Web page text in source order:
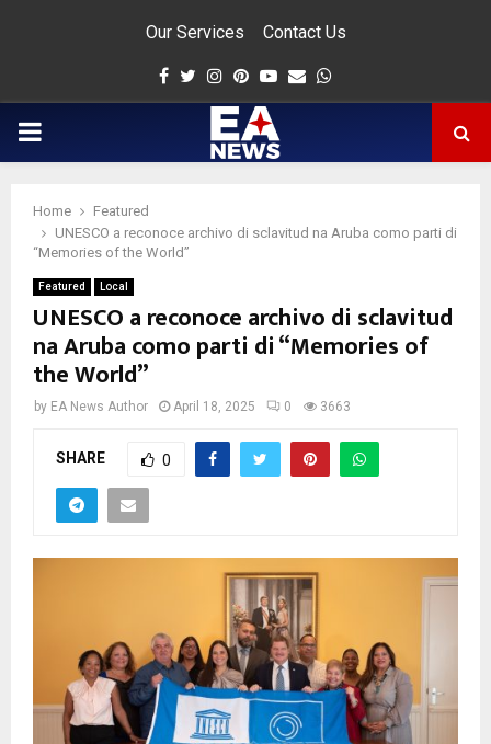
Our Services Contact Us
Facebook
Twitter
Instagram
Pinterest
Youtube
Email
PRIMARY
Home
Featured
UNESCO a reconoce archivo di sclavitud na Aruba como parti di
“Memories of the World”
Featured Local
UNESCO a reconoce archivo di sclavitud
na Aruba como parti di “Memories of
the World”
by EA News Author April 18, 2025 0 3663
SHARE 0